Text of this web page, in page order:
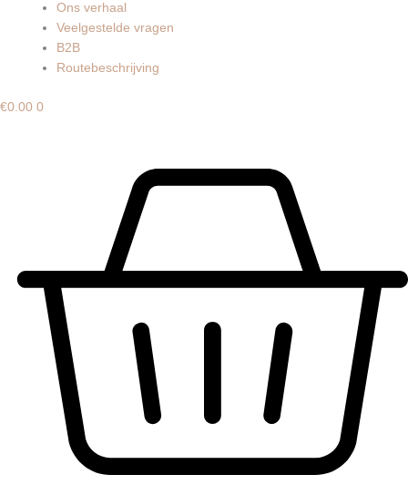
Ons verhaal
Veelgestelde vragen
B2B
Routebeschrijving
€0.00 0